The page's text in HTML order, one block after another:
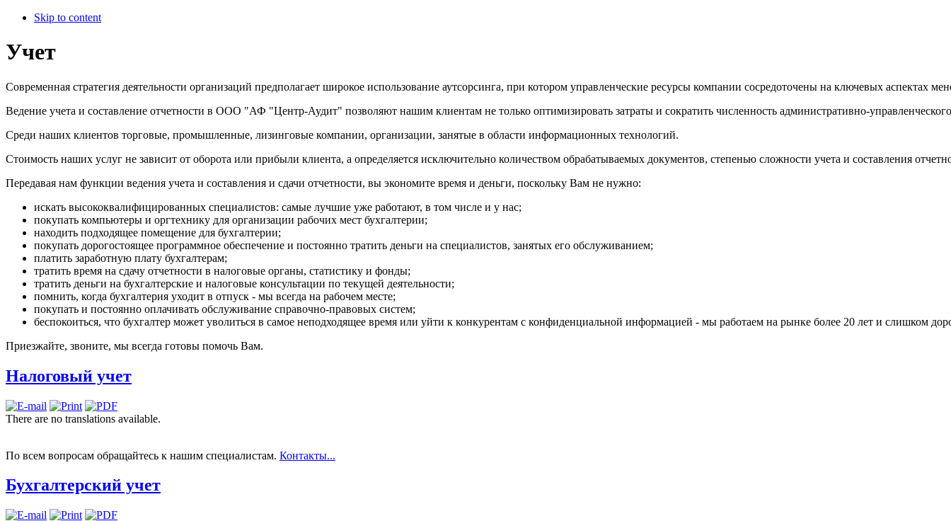
Skip to content
Учет
Современная стратегия деятельности организаций предполагает широкое использование аутсорсинга, при котором управленческие ресурсы компании сосредоточены на ключевых
Ведение учета и составление отчетности в ООО "АФ "Центр-Аудит" позволяют нашим клиентам не только оптимизировать затраты и сократить численность административно-
Среди наших клиентов торговые, промышленные, лизинговые компании, организации, занятые в области информационных технологий.
Стоимость наших услуг не зависит от оборота или прибыли клиента, а определяется исключительно количеством обрабатываемых документов, степенью сложности учета и составления
Передавая нам функции ведения учета и составления и сдачи отчетности, вы экономите время и деньги, поскольку Вам не нужно:
искать высококвалифицированных специалистов: самые лучшие уже работают, в том числе и у нас;
покупать компьютеры и оргтехнику для организации рабочих мест бухгалтерии;
находить подходящее помещение для бухгалтерии;
покупать дорогостоящее программное обеспечение и постоянно тратить деньги на специалистов, занятых его обслуживанием;
платить заработную плату бухгалтерам;
тратить время на сдачу отчетности в налоговые органы, статистику и фонды;
тратить деньги на бухгалтерские и налоговые консультации по текущей деятельности;
помнить, когда бухгалтерия уходит в отпуск - мы всегда на рабочем месте;
покупать и постоянно оплачивать обслуживание справочно-правовых систем;
беспокоиться, что бухгалтер может уволиться в самое неподходящее время или уйти к конкурентам с конфиденциальной информацией - мы работаем на рынке более 20 лет и слишком
Приезжайте, звоните, мы всегда готовы помочь Вам.
Налоговый учет
There are no translations available.
По всем вопросам обращайтесь к нашим специалистам. Контакты...
Бухгалтерский учет